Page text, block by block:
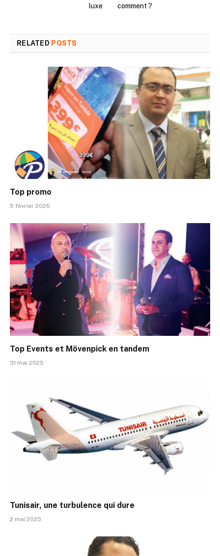
luxe
comment ?
RELATED POSTS
Top promo
5 février 2026
Top Events et Mövenpick en tandem
31 mai 2025
Tunisair, une turbulence qui dure
2 mai 2025